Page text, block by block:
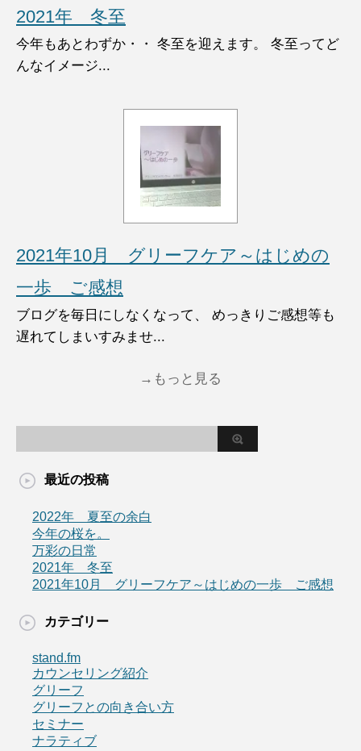
2021年 冬至
今年もあとわずか・・ 冬至を迎えます。 冬至ってど
んなイメージ...
2021年10月 グリーフケア～はじめの
一歩 ご感想
ブログを毎日にしなくなって、 めっきりご感想等も
遅れてしまいすみませ...
→もっと見る
最近の投稿
2022年 夏至の余白
今年の桜を。
万彩の日常
2021年 冬至
2021年10月 グリーフケア～はじめの一歩 ご感想
カテゴリー
stand.fm
カウンセリング紹介
グリーフ
グリーフとの向き合い方
セミナー
ナラティブ